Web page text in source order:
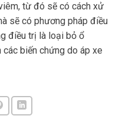
từ đó sẽ có cách xử
sẽ có phương pháp điều
điều trị là loại bỏ ổ
các biến chứng do áp xe